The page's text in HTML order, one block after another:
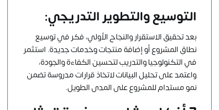
التوسيع والتطوير التدريجي:
بعد تحقيق الاستقرار والنجاح الأولي، فكر في توسيع
نطاق المشروع أو إضافة منتجات وخدمات جديدة. استثمر
في التكنولوجيا والتدريب لتحسين الكفاءة والجودة،
واعتمد على تحليل البيانات لاتخاذ قرارات مدروسة تضمن
نمو مستدام للمشروع على المدى الطويل.